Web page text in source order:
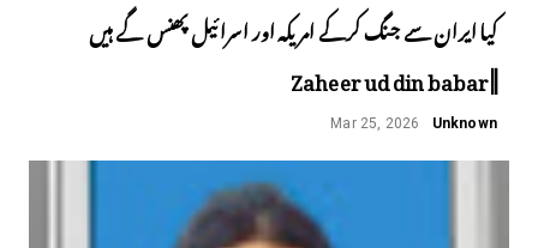
کیا ایران سے جنگ کرکے امریکہ اور اسرائیل پھنس گے ہیں
||Zaheer ud din babar
Unknown
Mar 25, 2026